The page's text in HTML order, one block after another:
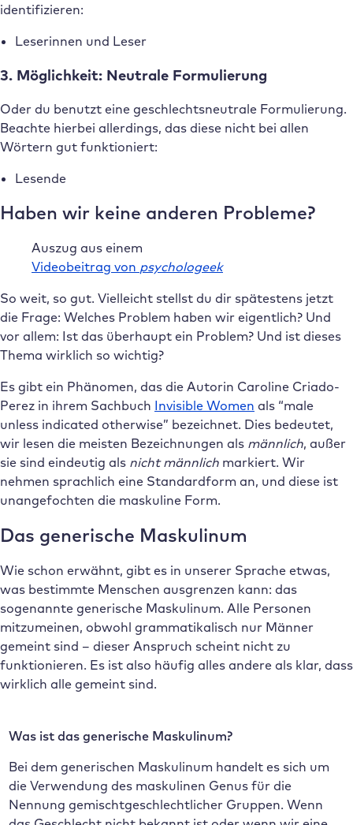
identifizieren:
Leserinnen und Leser
3. Möglichkeit: Neutrale Formulierung
Oder du benutzt eine geschlechtsneutrale Formulierung.
Beachte hierbei allerdings, das diese nicht bei allen
Wörtern gut funktioniert:
Lesende
Haben wir keine anderen Probleme?
Auszug aus einem
Videobeitrag von psychologeek
So weit, so gut. Vielleicht stellst du dir spätestens jetzt
die Frage: Welches Problem haben wir eigentlich? Und
vor allem: Ist das überhaupt ein Problem? Und ist dieses
Thema wirklich so wichtig?
Es gibt ein Phänomen, das die Autorin Caroline Criado-
Perez in ihrem Sachbuch Invisible Women als “male
unless indicated otherwise” bezeichnet. Dies bedeutet,
wir lesen die meisten Bezeichnungen als männlich, außer
sie sind eindeutig als nicht männlich markiert. Wir
nehmen sprachlich eine Standardform an, und diese ist
unangefochten die maskuline Form.
Das generische Maskulinum
Wie schon erwähnt, gibt es in unserer Sprache etwas,
was bestimmte Menschen ausgrenzen kann: das
sogenannte generische Maskulinum. Alle Personen
mitzumeinen, obwohl grammatikalisch nur Männer
gemeint sind – dieser Anspruch scheint nicht zu
funktionieren. Es ist also häufig alles andere als klar, dass
wirklich alle gemeint sind.
Was ist das generische Maskulinum?
Bei dem generischen Maskulinum handelt es sich um
die Verwendung des maskulinen Genus für die
Nennung gemischtgeschlechtlicher Gruppen. Wenn